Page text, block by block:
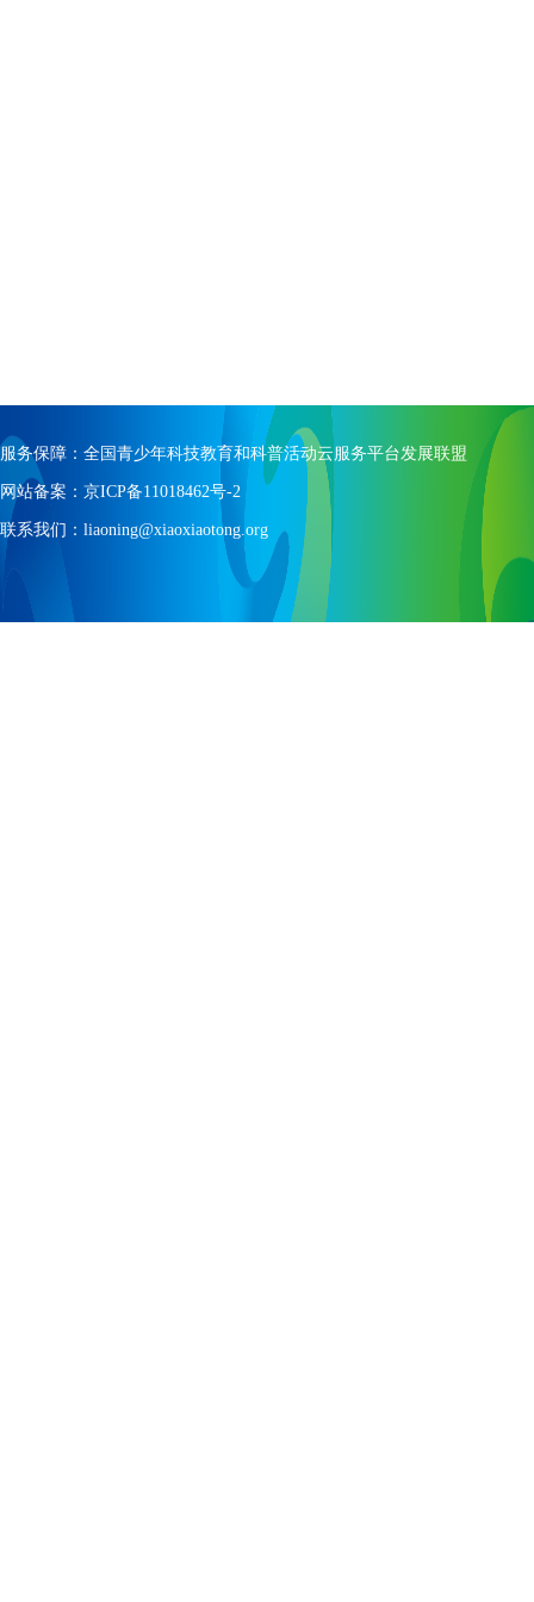
服务保障：全国青少年科技教育和科普活动云服务平台发展联盟
网站备案：京ICP备11018462号-2
联系我们：liaoning@xiaoxiaotong.org